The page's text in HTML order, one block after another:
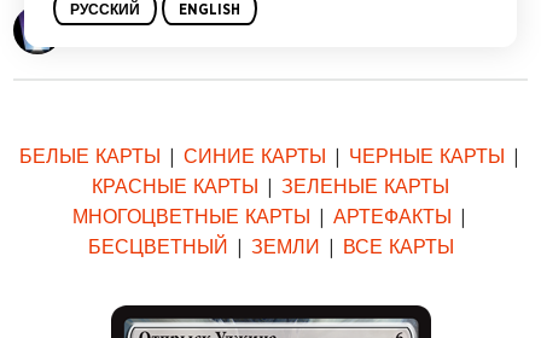
Wizards of the Coast
БЕЛЫЕ КАРТЫ | СИНИЕ КАРТЫ | ЧЕРНЫЕ КАРТЫ |
КРАСНЫЕ КАРТЫ | ЗЕЛЕНЫЕ КАРТЫ
МНОГОЦВЕТНЫЕ КАРТЫ | АРТЕФАКТЫ |
БЕСЦВЕТНЫЙ | ЗЕМЛИ | ВСЕ КАРТЫ
РУССКИЙ ENGLISH